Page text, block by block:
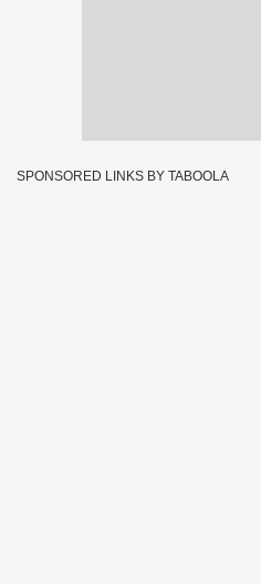
SPONSORED LINKS BY TABOOLA